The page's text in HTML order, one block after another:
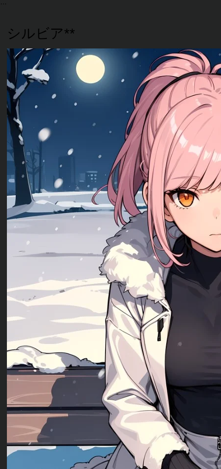
シルビア**